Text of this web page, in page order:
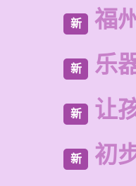
新 福
新 乐
新 让
新 初